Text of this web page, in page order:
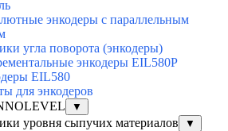
энкодеры с параллельным
угла поворота (энкодеры)
энкодеры EIL580P
EIL580
для энкодеров
▼
уровня сыпучих материалов ▼